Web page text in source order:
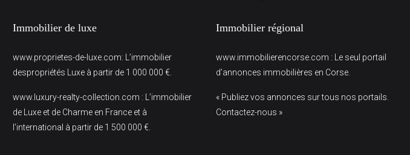
Immobilier de luxe
www.proprietes-de-luxe.com: L’immobilier
despropriétés Luxe à partir de 1 000 000 €.
www.luxury-realty-collection.com : L’immobilier
de Luxe et de Charme en France et à
l’international à partir de 1 500 000 €.
Immobilier régional
www.immobilierencorse.com : Le seul portail
d’annonces immobilières en Corse.
« Publiez vos annonces sur tous nos portails.
Contactez-nous »